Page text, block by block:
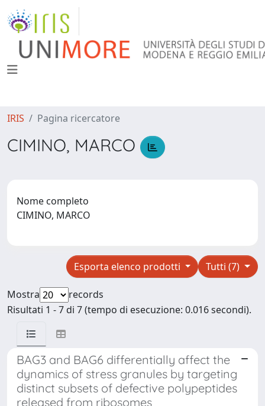
IRIS Pagina ricercatore
CIMINO, MARCO
Nome completo
CIMINO, MARCO
Tutti (7)
Esporta elenco prodotti
Mostra
records
Risultati 1 - 7 di 7 (tempo di esecuzione: 0.016 secondi).
BAG3 and BAG6 differentially affect the
dynamics of stress granules by targeting
distinct subsets of defective polypeptides
released from ribosomes